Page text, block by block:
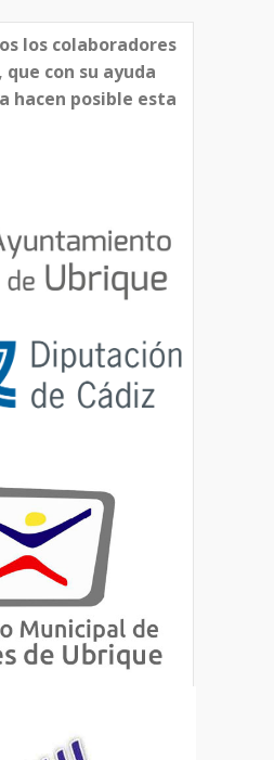
los colaboradores
con su ayuda
hacen posible esta